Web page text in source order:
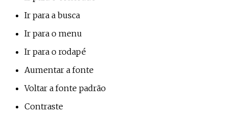
Ir para a busca
Ir para o menu
Ir para o rodapé
Aumentar a fonte
Voltar a fonte padrão
Contraste